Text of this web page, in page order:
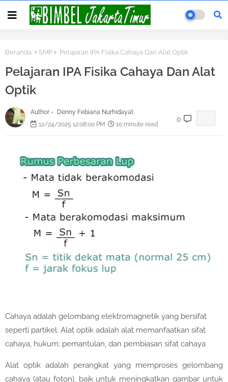
Beranda SMP Pelajaran IPA Fisika Cahaya Dan Alat Optik
Pelajaran IPA Fisika Cahaya Dan Alat
Optik
Author -
Denny Febiana Nurhidayat
12/24/2025 12:08:00 PM
10 minute read
0
Cahaya adalah gelombang elektromagnetik yang bersifat
seperti partikel. Alat optik adalah alat memanfaatkan sifat
cahaya, hukum: pemantulan, dan pembiasan sifat cahaya
Alat optik adalah perangkat yang memproses gelombang
cahaya (atau foton), baik untuk meningkatkan gambar untuk